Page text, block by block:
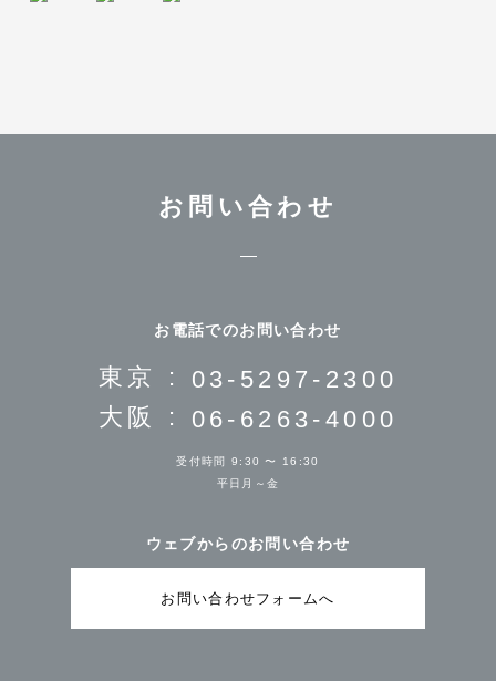
お問い合わせ
お電話でのお問い合わせ
東京 : 03-5297-2300
大阪 : 06-6263-4000
受付時間 9:30 〜 16:30
平日月～金
ウェブからのお問い合わせ
お問い合わせフォームへ